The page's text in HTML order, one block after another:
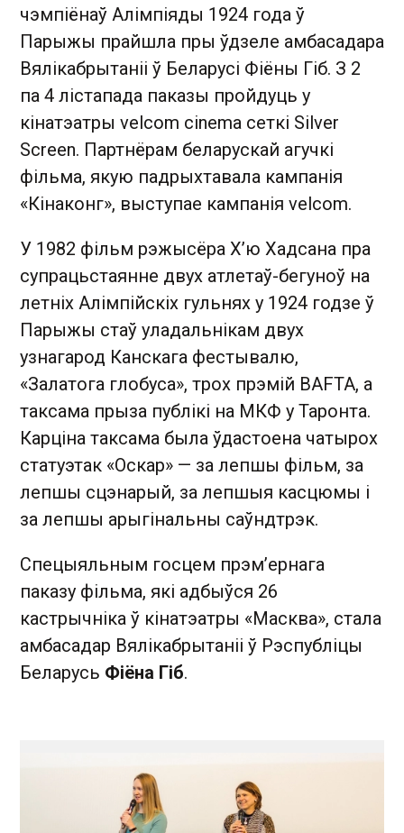
чэмпіёнаў Алімпіяды 1924 года ў
Парыжы прайшла пры ўдзеле амбасадара
Вялікабрытаніі ў Беларусі Фіёны Гіб. З 2
па 4 лістапада паказы пройдуць у
кінатэатры velcom cinema сеткі Silver
Screen. Партнёрам беларускай агучкі
фільма, якую падрыхтавала кампанія
«Кінаконг», выступае кампанія velcom.
У 1982 фільм рэжысёра Х’ю Хадсана пра
супрацьстаянне двух атлетаў-бегуноў на
летніх Алімпійскіх гульнях у 1924 годзе ў
Парыжы стаў уладальнікам двух
узнагарод Канскага фестывалю,
«Залатога глобуса», трох прэмій BAFTA, а
таксама прыза публікі на МКФ у Таронта.
Карціна таксама была ўдастоена чатырох
статуэтак «Оскар» — за лепшы фільм, за
лепшы сцэнарый, за лепшыя касцюмы і
за лепшы арыгінальны саўндтрэк.
Спецыяльным госцем прэм’ернага
паказу фільма, які адбыўся 26
кастрычніка ў кінатэатры «Масква», стала
амбасадар Вялікабрытаніі ў Рэспубліцы
Беларусь Фіёна Гіб.